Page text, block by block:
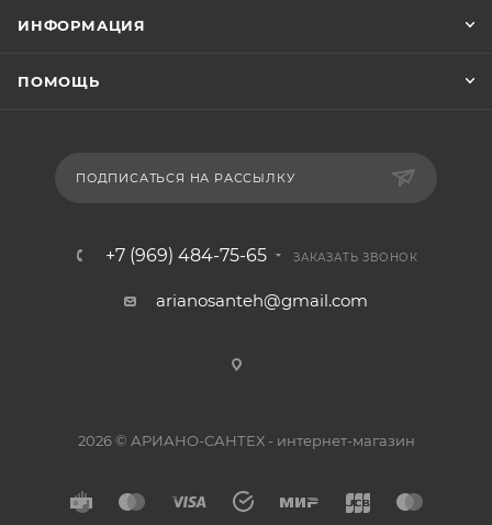
ИНФОРМАЦИЯ
ПОМОЩЬ
ПОДПИСАТЬСЯ НА РАССЫЛКУ
+7 (969) 484-75-65 ЗАКАЗАТЬ ЗВОНОК
arianosanteh@gmail.com
2026 © АРИАНО-САНТЕХ - интернет-магазин